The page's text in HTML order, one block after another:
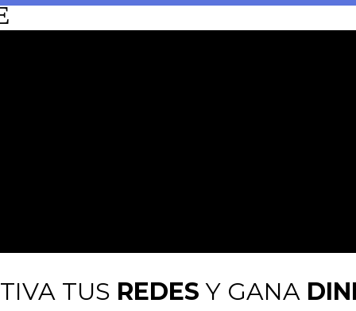
TUS REDES Y GANA